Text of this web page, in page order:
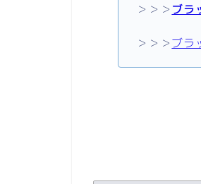
＞＞＞ ブラ
＞＞＞ブラ